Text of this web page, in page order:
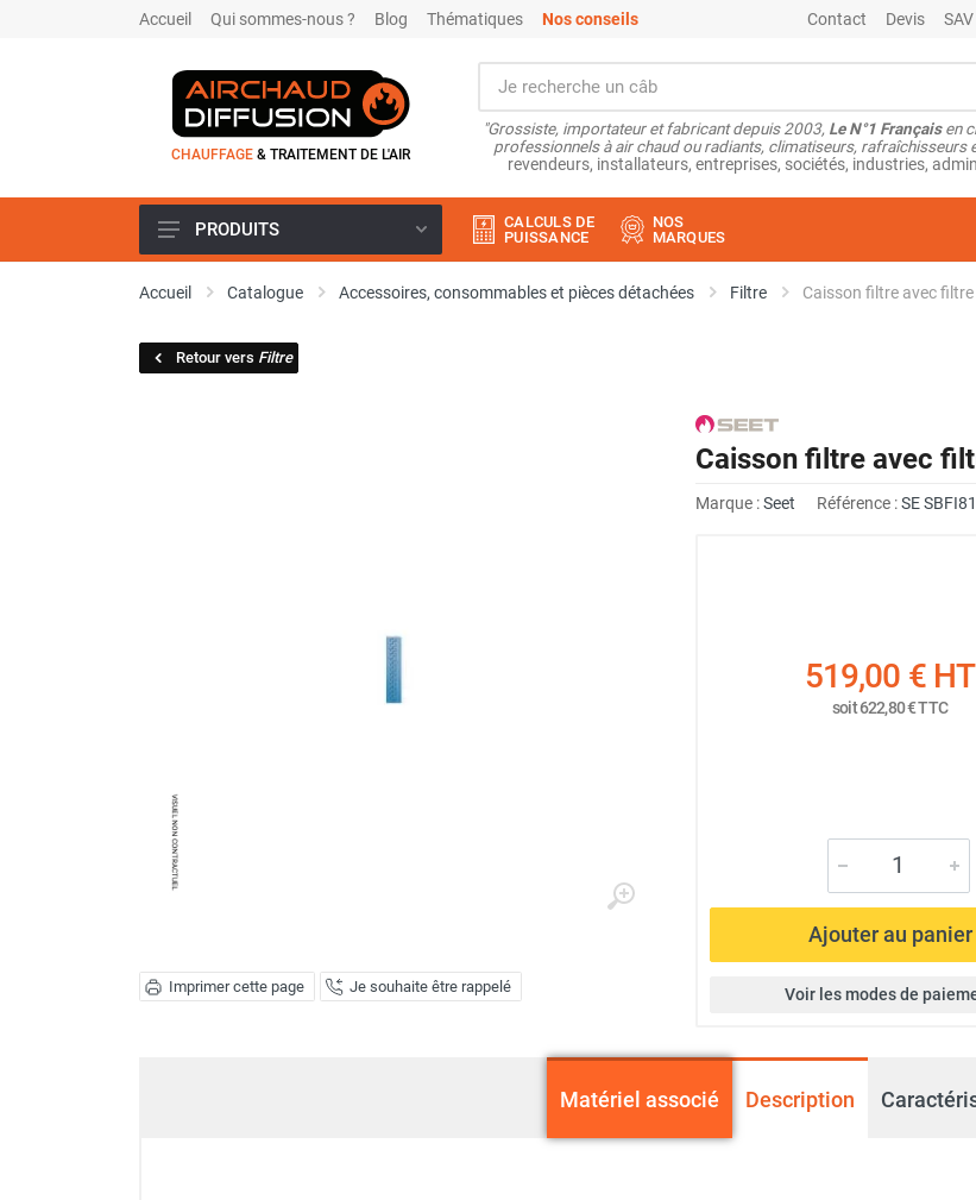
Accueil Qui sommes-nous ? Blog Thématiques Nos conseils Contact Devis SAV
CHAUFFAGE & TRAITEMENT DE L'AIR
"Grossiste, importateur et fabricant depuis 2003, Le N°1 Françaisen
professionnels à air chaud ou radiants, climatiseurs, rafraîchisseurs
revendeurs, installateurs, entreprises, sociétés, industries,
Climatiseur
Climatiseur mobile résidentiel et
Ventilateur / extracteur d'air mobile
Ventilateur centrifuge
Ventilateur de sol
Ventilateur sur pied
Ventilateur de bureau
Extracteur d'air mural centrifuge
PRODUITS
CALCULS DE
PUISSANCE
NOS
MARQUES
Accueil Catalogue Accessoires, consommables et pièces détachées Filtre Caisson filtre avec filtre
Retour vers Filtre
Imprimer cette page Je souhaite être rappelé
Caisson filtre avec
Marque :Seet Référence :SE
519,00 €HT
soit622,80 €TTC
Ajouter au panier
Voir les modes de
Matériel associé Description